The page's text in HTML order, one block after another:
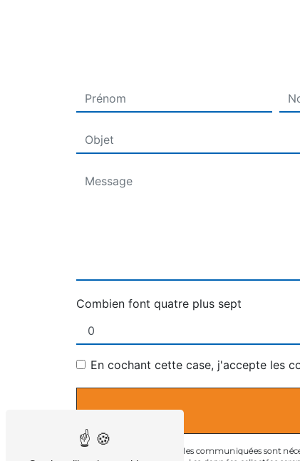
Combien font quatre plus sept
En cochant cette case, j'accepte les
** Les données personnelles communiquées sont